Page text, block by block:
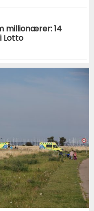
millionærer: 14
Lotto